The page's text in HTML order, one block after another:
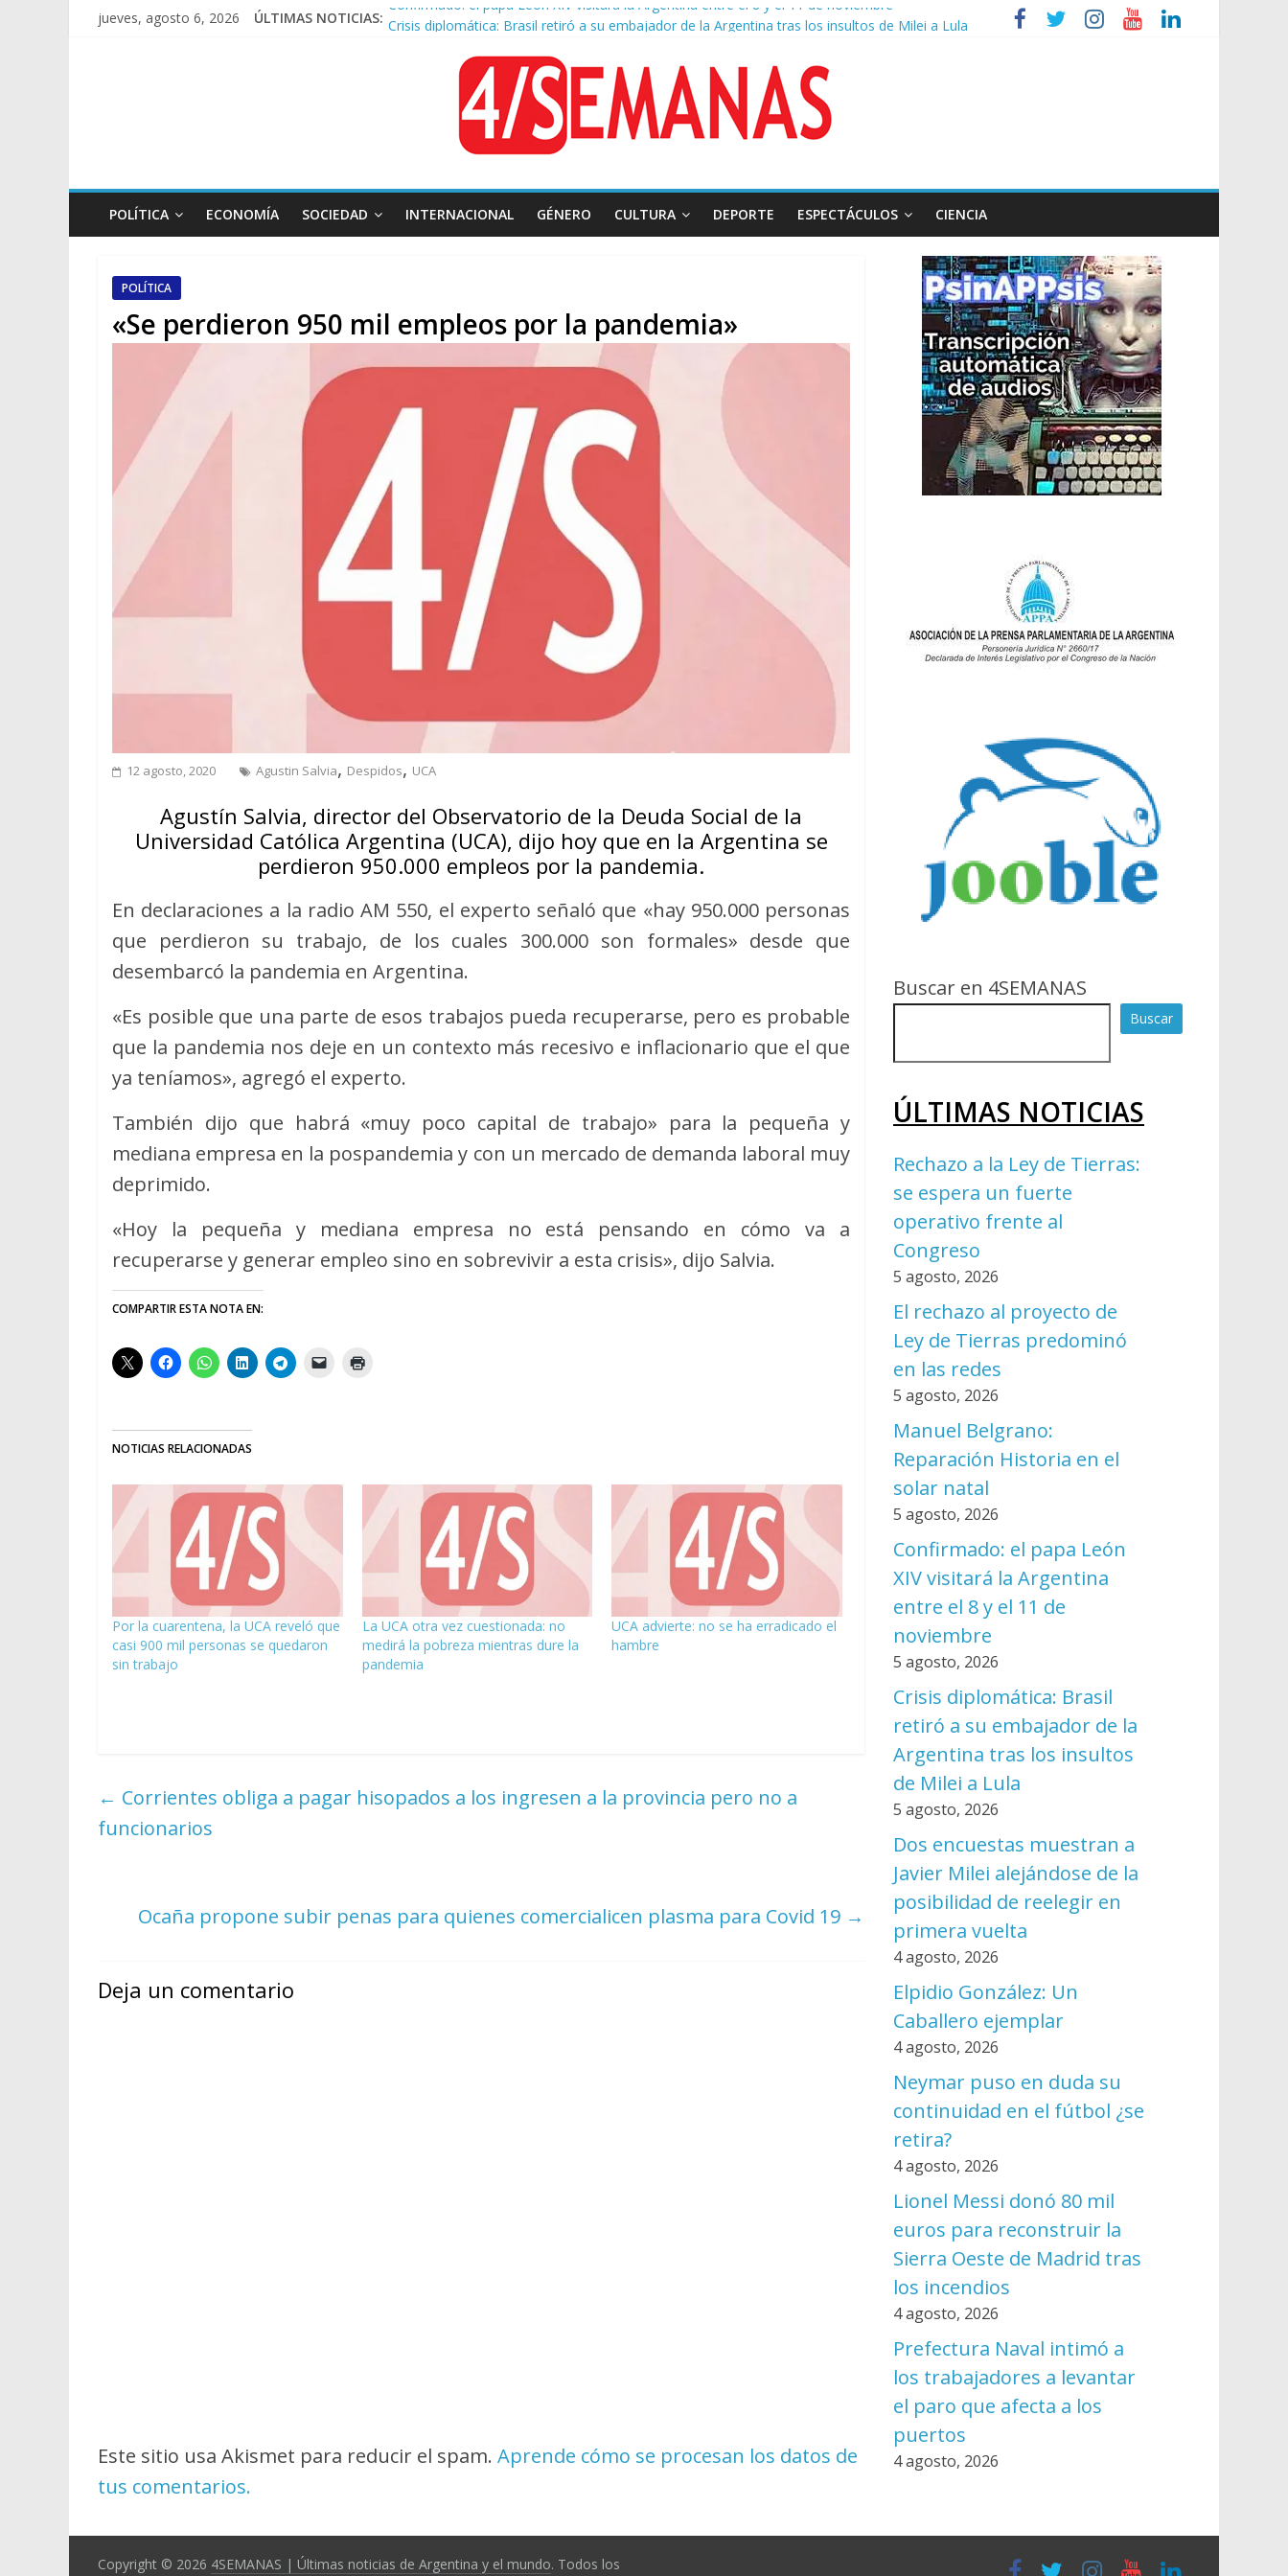
jueves, agosto 6, 2026 ÚLTIMAS NOTICIAS: Crisis diplomática: Brasil retiró a su embajador de la Argentina tras los insultos de Milei a Lula
El rechazo al proyecto de Ley de Tierras predominó en las redes
Manuel Belgrano: Reparación Historia en el solar natal
POLÍTICA ECONOMÍA SOCIEDAD INTERNACIONAL GÉNERO CULTURA DEPORTE ESPECTÁCULOS CIENCIA
POLÍTICA
«Se perdieron 950 mil empleos por la pandemia»
12 agosto, 2020 Agustin Salvia, Despidos, UCA
Agustín Salvia, director del Observatorio de la Deuda Social de la
Universidad Católica Argentina (UCA), dijo hoy que en la Argentina se
perdieron 950.000 empleos por la pandemia.
En declaraciones a la radio AM 550, el experto señaló que «hay 950.000 personas
que perdieron su trabajo, de los cuales 300.000 son formales» desde que
desembarcó la pandemia en Argentina.
«Es posible que una parte de esos trabajos pueda recuperarse, pero es probable
que la pandemia nos deje en un contexto más recesivo e inflacionario que el que
ya teníamos», agregó el experto.
También dijo que habrá «muy poco capital de trabajo» para la pequeña y
mediana empresa en la pospandemia y con un mercado de demanda laboral muy
deprimido.
«Hoy la pequeña y mediana empresa no está pensando en cómo va a
recuperarse y generar empleo sino en sobrevivir a esta crisis», dijo Salvia.
COMPARTIR ESTA NOTA EN:
NOTICIAS RELACIONADAS
Por la cuarentena, la UCA reveló que
casi 900 mil personas se quedaron
sin trabajo
La UCA otra vez cuestionada: no
medirá la pobreza mientras dure la
pandemia
UCA advierte: no se ha erradicado el
hambre
← Corrientes obliga a pagar hisopados a los ingresen a la provincia pero no a
funcionarios
Ocaña propone subir penas para quienes comercialicen plasma para Covid 19 →
Deja un comentario
Este sitio usa Akismet para reducir el spam. Aprende cómo se procesan los datos de
tus comentarios.
Buscar en 4SEMANAS
Buscar
ÚLTIMAS NOTICIAS
Rechazo a la Ley de Tierras:
se espera un fuerte
operativo frente al
Congreso
5 agosto, 2026
El rechazo al proyecto de
Ley de Tierras predominó
en las redes
5 agosto, 2026
Manuel Belgrano:
Reparación Historia en el
solar natal
5 agosto, 2026
Confirmado: el papa León
XIV visitará la Argentina
entre el 8 y el 11 de
noviembre
5 agosto, 2026
Crisis diplomática: Brasil
retiró a su embajador de la
Argentina tras los insultos
de Milei a Lula
5 agosto, 2026
Dos encuestas muestran a
Javier Milei alejándose de la
posibilidad de reelegir en
primera vuelta
4 agosto, 2026
Elpidio González: Un
Caballero ejemplar
4 agosto, 2026
Neymar puso en duda su
continuidad en el fútbol ¿se
retira?
4 agosto, 2026
Lionel Messi donó 80 mil
euros para reconstruir la
Sierra Oeste de Madrid tras
los incendios
4 agosto, 2026
Prefectura Naval intimó a
los trabajadores a levantar
el paro que afecta a los
puertos
4 agosto, 2026
Copyright © 2026 4SEMANAS | Últimas noticias de Argentina y el mundo. Todos los